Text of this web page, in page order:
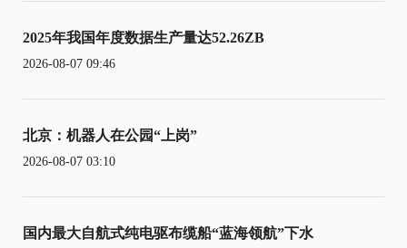
2025年我国年度数据生产量达52.26ZB
2026-08-07 09:46
北京：机器人在公园“上岗”
2026-08-07 03:10
国内最大自航式纯电驱布缆船“蓝海领航”下水